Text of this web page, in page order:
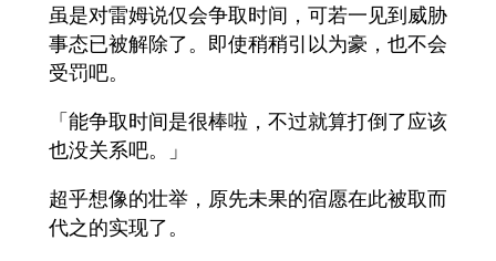
虽是对雷姆说仅会争取时间，可若一见到威胁
事态已被解除了。即使稍稍引以为豪，也不会
受罚吧。
「能争取时间是很棒啦，不过就算打倒了应该
也没关系吧。」
超乎想像的壮举，原先未果的宿愿在此被取而
代之的实现了。